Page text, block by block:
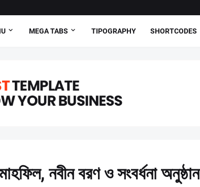
MEGA TABS TIPOGRAPHY SHORTCODES
নবীন বরণ ও সংবর্ধনা অনুষ্ঠান